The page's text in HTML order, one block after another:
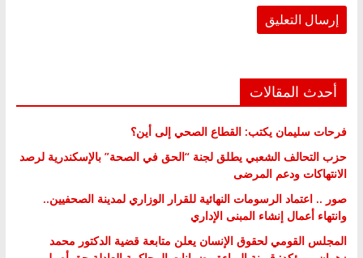
أحدث المقالات
فرحات سليمان يكتب: القطاع الصحي إلى أين؟
حزب التحالف الشعبي يطلق لجنة “الحق في الصحة” بالإسكندرية لرصد
الانتهاكات ودعم المرضى
صور .. اعتماد الرسومات النهائية للقرار الوزاري لمدينة الصحفيين..
وانتهاء أعمال إنشاء المبنى الإداري
المجلس القومي لحقوق الإنسان يعلن متابعة قضية الدكتور محمد